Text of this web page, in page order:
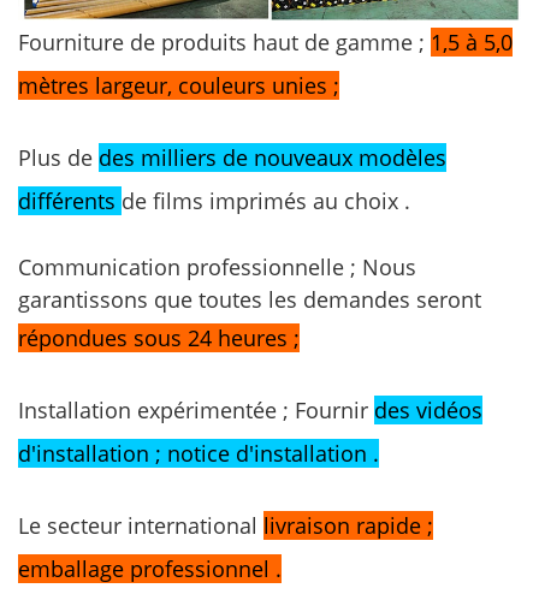
Fourniture de produits haut de gamme ; 1,5 à 5,0
mètres largeur, couleurs unies ;
Plus de des milliers de nouveaux modèles
différents de films imprimés au choix .
Communication professionnelle ; Nous
garantissons que toutes les demandes seront
répondues sous 24 heures ;
Installation expérimentée ; Fournir des vidéos
d'installation ; notice d'installation .
Le secteur international livraison rapide ;
emballage professionnel .